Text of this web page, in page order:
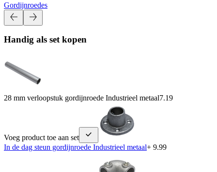
Gordijnroedes
Handig als set kopen
28 mm verloopstuk gordijnroede Industrieel metaal7.19
Voeg product toe aan set
In de dag steun gordijnroede Industrieel metaal+ 9.99